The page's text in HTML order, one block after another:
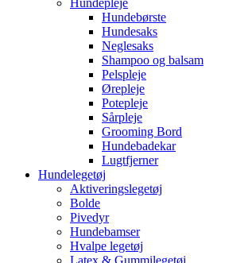
Hundepleje
Hundebørste
Hundesaks
Neglesaks
Shampoo og balsam
Pelspleje
Ørepleje
Potepleje
Sårpleje
Grooming Bord
Hundebadekar
Lugtfjerner
Hundelegetøj
Aktiveringslegetøj
Bolde
Pivedyr
Hundebamser
Hvalpe legetøj
Latex & Gummilegetøj